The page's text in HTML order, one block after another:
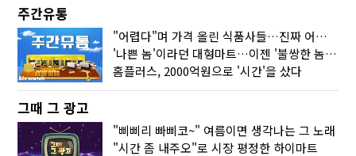
주간유통
"어렵다"며 가격 올린 식품사들…진짜 어려운 거 맞아?
'나쁜 놈'이라던 대형마트…이젠 '불쌍한 놈' 됐다
홈플러스, 2000억원으로 '시간'을 샀다
그때 그 광고
"삐삐리 빠삐코~" 여름이면 생각나는 그 노래
"시간 좀 내주오"로 시장 평정한 하이마트